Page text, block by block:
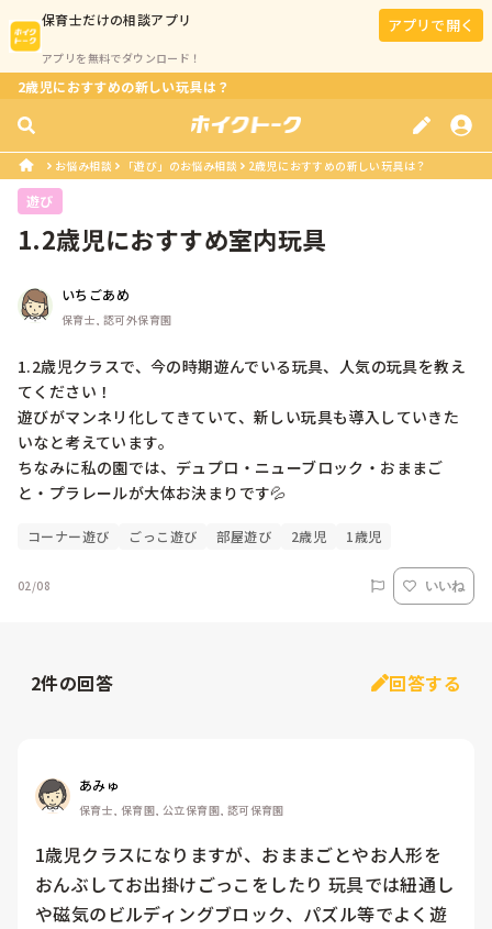
保育士だけの相談アプリ
アプリを無料でダウンロード！
アプリで開く
2歳児におすすめの新しい玩具は？
お悩み相談 「遊び」のお悩み相談 2歳児におすすめの新しい玩具は？
遊び
1.2歳児におすすめ室内玩具
いちごあめ
保育士, 認可外保育園
1.2歳児クラスで、今の時期遊んでいる玩具、人気の玩具を教え
てください！
遊びがマンネリ化してきていて、新しい玩具も導入していきた
いなと考えています。
ちなみに私の園では、デュプロ・ニューブロック・おままご
と・プラレールが大体お決まりです💦
コーナー遊び ごっこ遊び 部屋遊び 2歳児 1歳児
02/08 いいね
2件の回答 回答する
あみゅ
保育士, 保育園, 公立保育園, 認可保育園
1歳児クラスになりますが、おままごとやお人形を
おんぶしてお出掛けごっこをしたり 玩具では紐通し
や磁気のビルディングブロック、パズル等でよく遊